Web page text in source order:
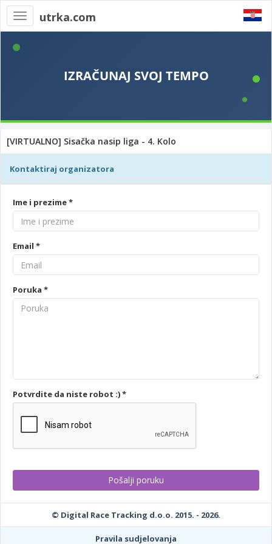
Toggle
navigation
utrka.com
[VIRTUALNO] Sisačka nasip liga - 4. Kolo
Kontaktiraj organizatora
Ime i prezime *
Email *
Poruka *
Potvrdite da niste robot :) *
© Digital Race Tracking d.o.o. 2015. - 2026.
Pravila sudjelovanja